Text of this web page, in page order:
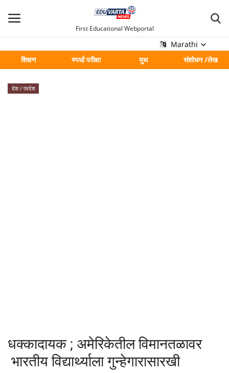
First Educational Webportal
Marathi
शिक्षण
स्पर्धा परीक्षा युथ संशोधन /लेख
मुख्य
Contact
गॅलरी
देश / परदेश
धक्कादायक ; अमेरिकेतील विमानतळावर
भारतीय विद्यार्थ्याला गुन्हेगारासारखी